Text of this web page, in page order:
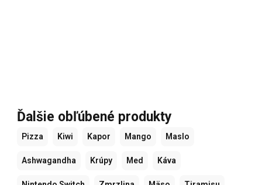
Ďalšie obľúbené produkty
Pizza Kiwi Kapor Mango Maslo
Ashwagandha Krúpy Med Káva